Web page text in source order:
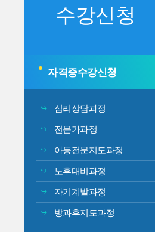
수강신청
자격증수강신청
심리상담과정
전문가과정
아동전문지도과정
노후대비과정
자기계발과정
방과후지도과정